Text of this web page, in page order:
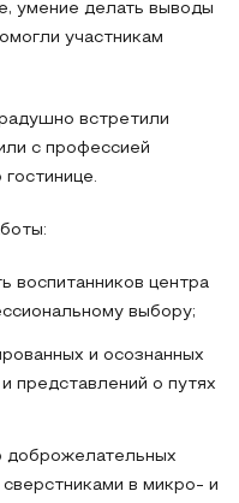
умение делать выводы
участникам
встретили
с профессией
воспитанников центра
выбору;
и осознанных
представлений о путях
доброжелательных
в микро- и